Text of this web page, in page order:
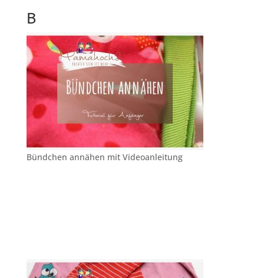
B
Bündchen annähen mit Videoanleitung